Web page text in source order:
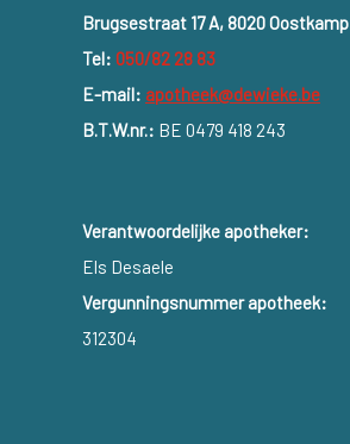
Brugsestraat 17 A, 8020 Oostkamp
Tel: 050/82 28 83
E-mail: apotheek@dewieke.be
B.T.W.nr.: BE 0479 418 243
Verantwoordelijke apotheker:
Els Desaele
Vergunningsnummer apotheek:
312304